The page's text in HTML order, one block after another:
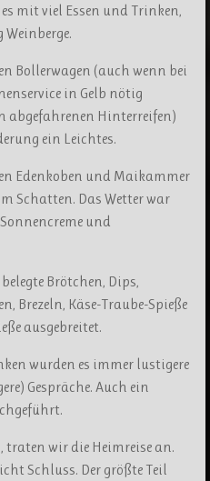
mit viel Essen und Trinken,
Bollerwagen (auch wenn bei
in Gelb nötig
abgefahrenen Hinterreifen)
ein Leichtes.
Edenkoben und Maikammer
Schatten. Das Wetter war
und
Brötchen, Dips,
Brezeln, Käse-Traube-Spieße
ausgebreitet.
wurden es immer lustigere
Gespräche. Auch ein
traten wir die Heimreise an.
Schluss. Der größte Teil